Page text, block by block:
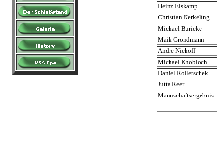
Heinz Elskamp
Christian Kerkeling
Michael Burieke
Maik Grondmann
Andre Niehoff
Michael Knobloch
Daniel Rolletschek
Jutta Reer
Mannschaftsergebnis: